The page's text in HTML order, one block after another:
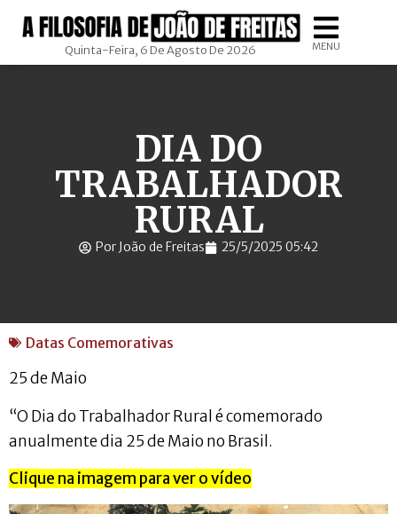
Quinta-Feira, 6 De Agosto De 2026 MENU
DIA DO
TRABALHADOR
RURAL
Por João de Freitas 25/5/2025 05:42
Datas Comemorativas
25 de Maio
“O Dia do Trabalhador Rural é comemorado
anualmente dia 25 de Maio no Brasil.
Clique na imagem para ver o vídeo